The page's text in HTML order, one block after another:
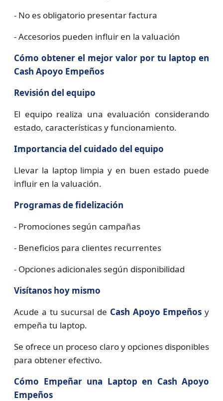
- No es obligatorio presentar factura
- Accesorios pueden influir en la valuación
Cómo obtener el mejor valor por tu laptop en
Cash Apoyo Empeños
Revisión del equipo
El equipo realiza una evaluación considerando
estado, características y funcionamiento.
Importancia del cuidado del equipo
Llevar la laptop limpia y en buen estado puede
influir en la valuación.
Programas de fidelización
- Promociones según campañas
- Beneficios para clientes recurrentes
- Opciones adicionales según disponibilidad
Visítanos hoy mismo
Acude a tu sucursal de Cash Apoyo Empeños y
empeña tu laptop.
Se ofrece un proceso claro y opciones disponibles
para obtener efectivo.
Cómo Empeñar una Laptop en Cash Apoyo
Empeños